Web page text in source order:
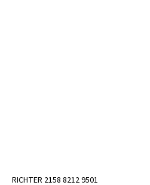
RICHTER 2158 8212 9501